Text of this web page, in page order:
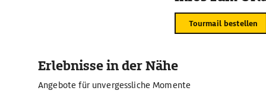
Tourmail bestellen
Erlebnisse in der Nähe
Angebote für unvergessliche Momente